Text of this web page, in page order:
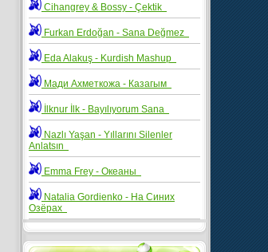
Cihangrey & Bossy - Çektik
Furkan Erdoğan - Sana Değmez
Eda Alakuş - Kurdish Mashup
Мади Ахметкожа - Казагым
İlknur İlk - Bayılıyorum Sana
Nazlı Yaşan - Yıllarını Silenler
Anlatsın
Emma Frey - Океаны
Natalia Gordienko - На Синих
Озёрах